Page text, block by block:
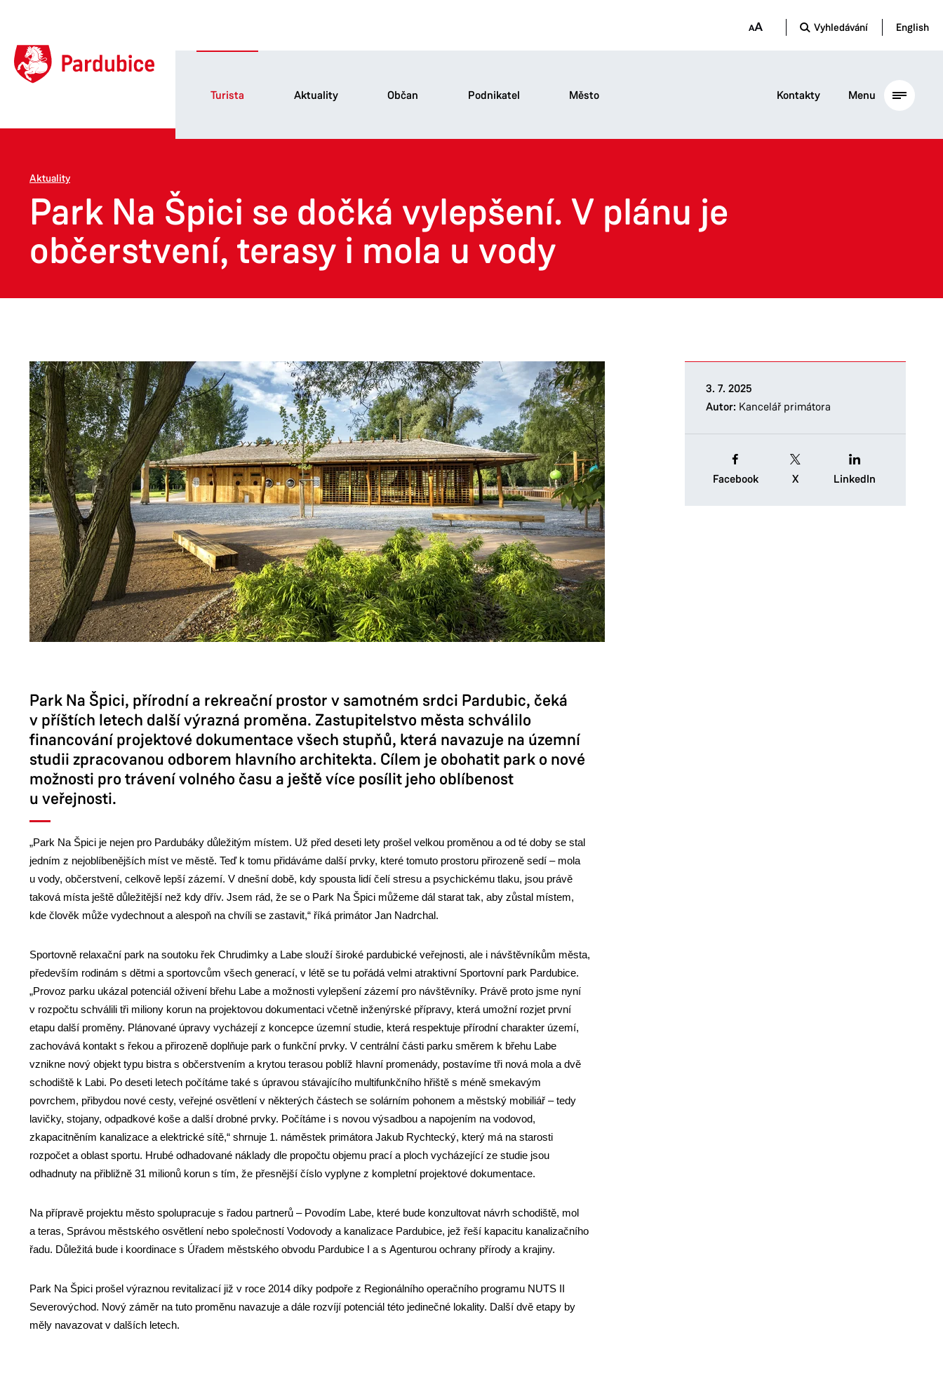
Vyhledávání English
Turista Aktuality Občan Podnikatel Město Kontakty Menu
Aktuality
Park Na Špici se dočká vylepšení. V plánu je
občerstvení, terasy i mola u vody
Park Na Špici, přírodní a rekreační prostor v samotném srdci Pardubic, čeká
v příštích letech další výrazná proměna. Zastupitelstvo města schválilo
financování projektové dokumentace všech stupňů, která navazuje na územní
studii zpracovanou odborem hlavního architekta. Cílem je obohatit park o nové
možnosti pro trávení volného času a ještě více posílit jeho oblíbenost
u veřejnosti.
„Park Na Špici je nejen pro Pardubáky důležitým místem. Už před deseti lety prošel velkou proměnou a od té doby se stal
jedním z nejoblíbenějších míst ve městě. Teď k tomu přidáváme další prvky, které tomuto prostoru přirozeně sedí – mola
u vody, občerstvení, celkově lepší zázemí. V dnešní době, kdy spousta lidí čelí stresu a psychickému tlaku, jsou právě
taková místa ještě důležitější než kdy dřív. Jsem rád, že se o Park Na Špici můžeme dál starat tak, aby zůstal místem,
kde člověk může vydechnout a alespoň na chvíli se zastavit,“ říká primátor Jan Nadrchal.
Sportovně relaxační park na soutoku řek Chrudimky a Labe slouží široké pardubické veřejnosti, ale i návštěvníkům města,
především rodinám s dětmi a sportovcům všech generací, v létě se tu pořádá velmi atraktivní Sportovní park Pardubice.
„Provoz parku ukázal potenciál oživení břehu Labe a možnosti vylepšení zázemí pro návštěvníky. Právě proto jsme nyní
v rozpočtu schválili tři miliony korun na projektovou dokumentaci včetně inženýrské přípravy, která umožní rozjet první
etapu další proměny. Plánované úpravy vycházejí z koncepce územní studie, která respektuje přírodní charakter území,
zachovává kontakt s řekou a přirozeně doplňuje park o funkční prvky. V centrální části parku směrem k břehu Labe
vznikne nový objekt typu bistra s občerstvením a krytou terasou poblíž hlavní promenády, postavíme tři nová mola a dvě
schodiště k Labi. Po deseti letech počítáme také s úpravou stávajícího multifunkčního hřiště s méně smekavým
povrchem, přibydou nové cesty, veřejné osvětlení v některých částech se solárním pohonem a městský mobiliář – tedy
lavičky, stojany, odpadkové koše a další drobné prvky. Počítáme i s novou výsadbou a napojením na vodovod,
zkapacitněním kanalizace a elektrické sítě,“ shrnuje 1. náměstek primátora Jakub Rychtecký, který má na starosti
rozpočet a oblast sportu. Hrubé odhadované náklady dle propočtu objemu prací a ploch vycházející ze studie jsou
odhadnuty na přibližně 31 milionů korun s tím, že přesnější číslo vyplyne z kompletní projektové dokumentace.
Na přípravě projektu město spolupracuje s řadou partnerů – Povodím Labe, které bude konzultovat návrh schodiště, mol
a teras, Správou městského osvětlení nebo společností Vodovody a kanalizace Pardubice, jež řeší kapacitu kanalizačního
řadu. Důležitá bude i koordinace s Úřadem městského obvodu Pardubice I a s Agenturou ochrany přírody a krajiny.
Park Na Špici prošel výraznou revitalizací již v roce 2014 díky podpoře z Regionálního operačního programu NUTS II
Severovýchod. Nový záměr na tuto proměnu navazuje a dále rozvíjí potenciál této jedinečné lokality. Další dvě etapy by
měly navazovat v dalších letech.
3. 7. 2025
Autor: Kancelář primátora
Facebook X LinkedIn